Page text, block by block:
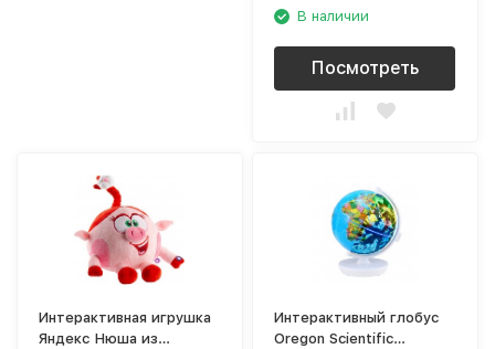
В наличии
Посмотреть
Интерактивная игрушка
Яндекс Нюша из
Интерактивный глобус
Oregon Scientific